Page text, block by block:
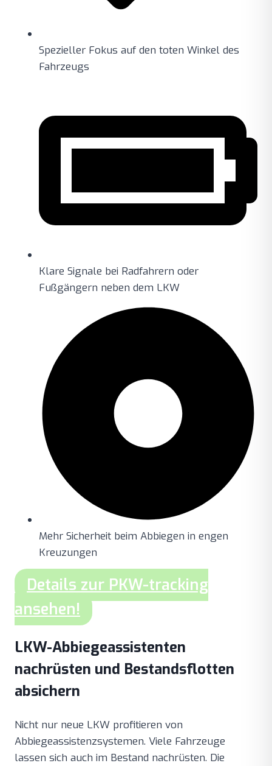
Spezieller Fokus auf den toten Winkel des
Fahrzeugs
Klare Signale bei Radfahrern oder
Fußgängern neben dem LKW
Mehr Sicherheit beim Abbiegen in engen
Kreuzungen
Details zur PKW-tracking
ansehen!
LKW-Abbiegeassistenten
nachrüsten und Bestandsflotten
absichern
Nicht nur neue LKW profitieren von
Abbiegeassistenzsystemen. Viele Fahrzeuge
lassen sich auch im Bestand nachrüsten. Die